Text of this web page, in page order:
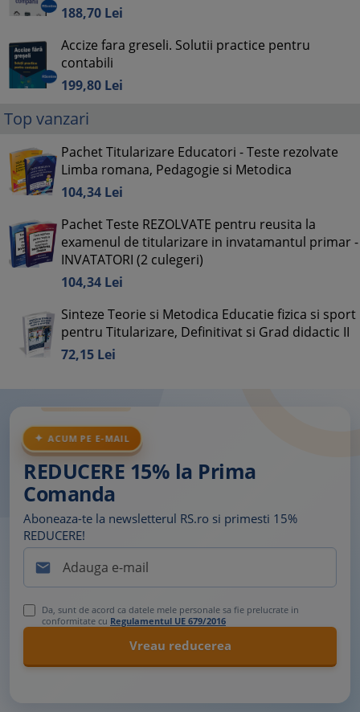
188,70 Lei
Accize fara greseli. Solutii practice pentru
contabili
199,80 Lei
Top vanzari
Pachet Titularizare Educatori - Teste rezolvate
Limba romana, Pedagogie si Metodica
104,34 Lei
Pachet Teste REZOLVATE pentru reusita la
examenul de titularizare in invatamantul primar -
INVATATORI (2 culegeri)
104,34 Lei
Sinteze Teorie si Metodica Educatie fizica si sport
pentru Titularizare, Definitivat si Grad didactic II
72,15 Lei
ACUM PE E-MAIL
REDUCERE 15% la Prima
Comanda
Aboneaza-te la newsletterul RS.ro si primesti 15%
REDUCERE!

Da, sunt de acord ca datele mele personale sa fie prelucrate in
conformitate cu Regulamentul UE 679/2016